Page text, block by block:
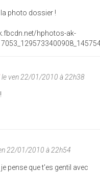
photo dossier !
le ven 22/01/2010 à 22h38
22/01/2010 à 22h54
pense que t'es gentil avec